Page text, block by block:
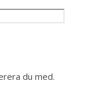
du med.